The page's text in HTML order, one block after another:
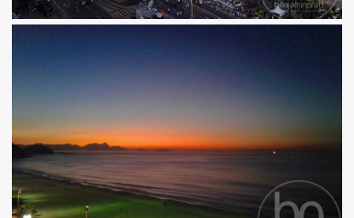
Scopri in anteprima le nuove
proprietà
Una selezione accurata di nuove proprietà e